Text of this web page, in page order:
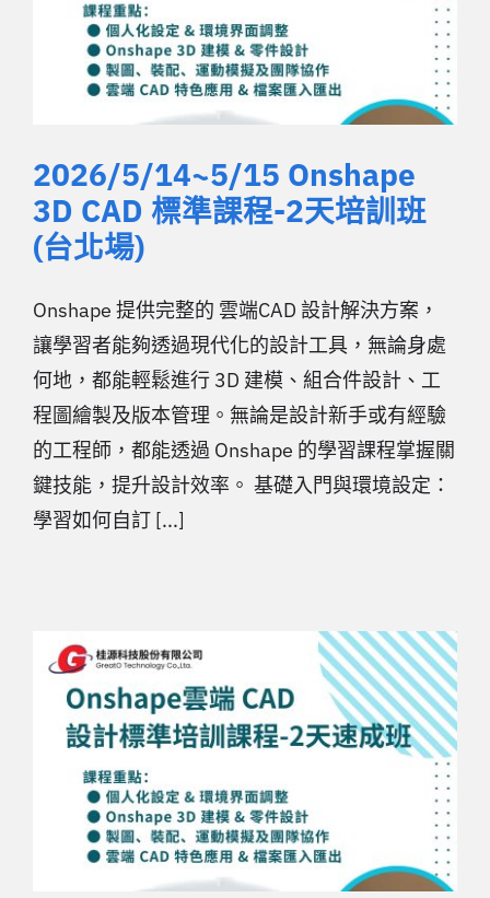
2026/5/14~5/15 Onshape
3D CAD 標準課程-2天培訓班
(台北場)
Onshape 提供完整的 雲端CAD 設計解決方案，
讓學習者能夠透過現代化的設計工具，無論身處
何地，都能輕鬆進行 3D 建模、組合件設計、工
程圖繪製及版本管理。無論是設計新手或有經驗
的工程師，都能透過 Onshape 的學習課程掌握關
鍵技能，提升設計效率。 基礎入門與環境設定：
學習如何自訂 [...]